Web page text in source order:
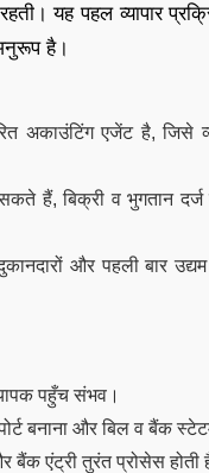
यह पहल व्यापार
है।
अकाउंटिंग एजेंट है, जिसे
सकते हैं, बिक्री व
और पहली बार
पहुँच संभव।
बनाना और बिल व बैंक
एंट्री तुरंत प्रोसेस होती